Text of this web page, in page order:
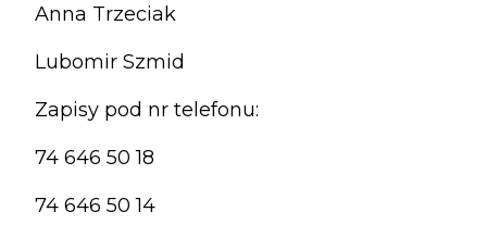
Anna Trzeciak
Lubomir Szmid
Zapisy pod nr telefonu:
74 646 50 18
74 646 50 14